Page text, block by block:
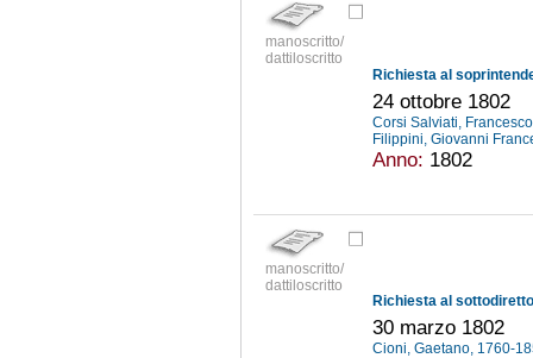
manoscritto/
dattiloscritto
24 ottobre 1802
Corsi Salviati,
Filippini, Giovanni
Anno: 1802
manoscritto/
dattiloscritto
30 marzo 1802
Cioni, Gaetano, 1760-